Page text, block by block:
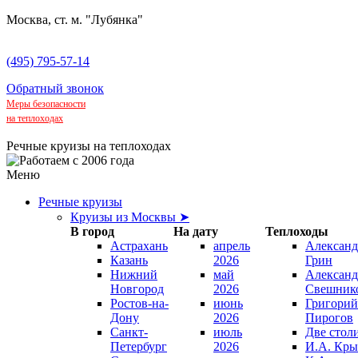
Москва, ст. м. "Лубянка"
(495) 795-57-14
Обратный звонок
Меры безопасности
на теплоходах
Речные круизы на теплоходах
Меню
Речные круизы
Круизы из Москвы ➤
В город
На дату
Теплоходы
Астрахань
Казань
Нижний
Новгород
Ростов-на-
Дону
Санкт-
Петербург
апрель
2026
май
2026
июнь
2026
июль
2026
Грин
Григорий
Пирогов
Две
И.А.